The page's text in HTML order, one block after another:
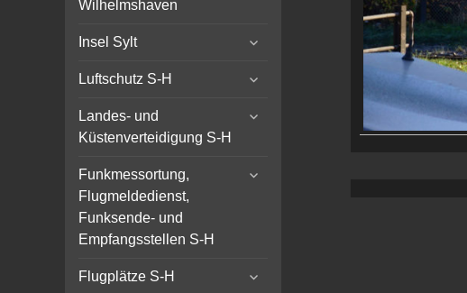
Wilhelmshaven
Insel Sylt
expand
menu
Luftschutz S-H
expand
menu
Landes- und
Küstenverteidigung S-H
expand
Funkmessortung,
Flugmeldedienst,
Funksende- und
Empfangsstellen S-H
expand
Flugplätze S-H
expand